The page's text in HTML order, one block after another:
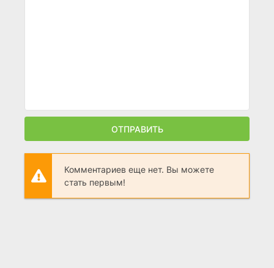
ОТПРАВИТЬ
Комментариев еще нет. Вы можете
стать первым!